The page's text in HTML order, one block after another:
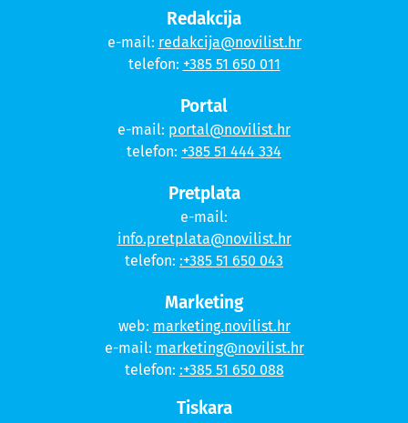
Redakcija
e-mail: redakcija@novilist.hr
telefon: +385 51 650 011
Portal
e-mail: portal@novilist.hr
telefon: +385 51 444 334
Pretplata
e-mail:
info.pretplata@novilist.hr
telefon: :+385 51 650 043
Marketing
web: marketing.novilist.hr
e-mail: marketing@novilist.hr
telefon: :+385 51 650 088
Tiskara